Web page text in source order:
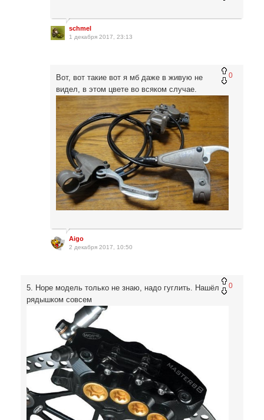
schmel
1 декабря 2017, 23:13
0
Вот, вот такие вот я мб даже в живую не
видел, в этом цвете во всяком случае.
Aigo
2 декабря 2017, 10:50
0
5. Hope модель только не знаю, надо гуглить. Нашёл
рядышком совсем